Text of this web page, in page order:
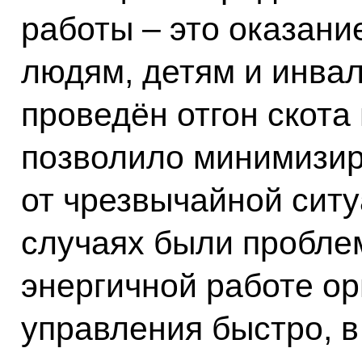
работы – это
людям, детям и
проведён отгон
позволило
от чрезвычайной
случаях были
энергичной работе
управления быстро,